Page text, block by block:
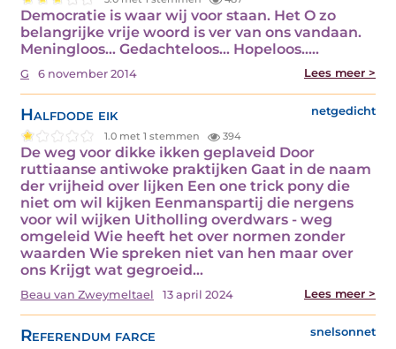
Democratie is waar wij voor staan. Het O zo
belangrijke vrije woord is ver van ons vandaan.
Meningloos... Gedachteloos... Hopeloos..…
G 6 november 2014 Lees meer >
Halfdode eik netgedicht
1.0 met 1 stemmen 394
De weg voor dikke ikken geplaveid Door
ruttiaanse antiwoke praktijken Gaat in de naam
der vrijheid over lijken Een one trick pony die
niet om wil kijken Eenmanspartij die nergens
voor wil wijken Uitholling overdwars - weg
omgeleid Wie heeft het over normen zonder
waarden Wie spreken niet van hen maar over
ons Krijgt wat gegroeid…
Beau van Zweymeltael 13 april 2024 Lees meer >
Referendum farce snelsonnet